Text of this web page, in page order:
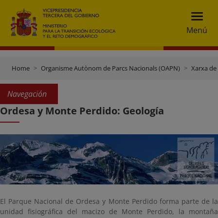
Menú
Home Organisme Autònom de Parcs Nacionals (OAPN) Xarxa
Navegación
Ordesa y Monte Perdido: Geología
El Parque Nacional de Ordesa y Monte Perdido forma parte de la
unidad fisiográfica del macizo de Monte Perdido, la montaña